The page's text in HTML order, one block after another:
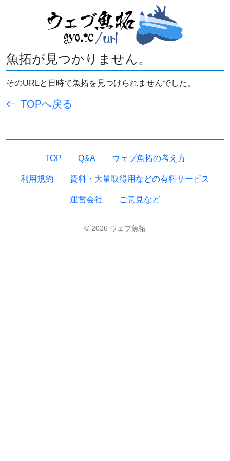
魚拓が見つかりません。
そのURLと日時で魚拓を見つけられませんでした。
TOPへ戻る
TOP Q&A ウェブ魚拓の考え方
利用規約 資料・大量取得用などの有料サービス
運営会社 ご意見など
© 2026 ウェブ魚拓